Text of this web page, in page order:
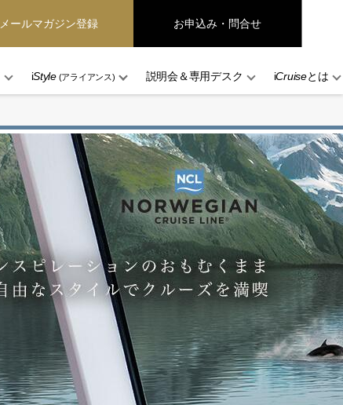
メールマガジン登録 お申込み・問合せ
iStyle(アライアンス) 説明会＆専用デスク iCruiseとは